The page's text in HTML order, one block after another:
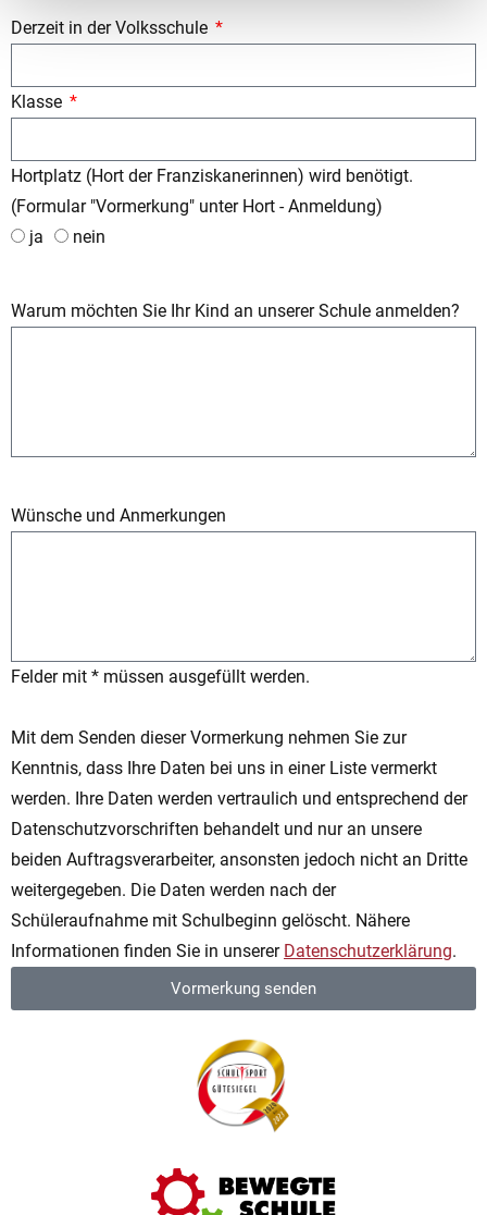
Derzeit in der Volksschule
Klasse
Hortplatz (Hort der Franziskanerinnen) wird benötigt.
(Formular "Vormerkung" unter Hort - Anmeldung)
ja
nein
Warum möchten Sie Ihr Kind an unserer Schule anmelden?
Wünsche und Anmerkungen
Felder mit * müssen ausgefüllt werden.
Mit dem Senden dieser Vormerkung nehmen Sie zur
Kenntnis, dass Ihre Daten bei uns in einer Liste vermerkt
werden. Ihre Daten werden vertraulich und entsprechend der
Datenschutzvorschriften behandelt und nur an unsere
beiden Auftragsverarbeiter, ansonsten jedoch nicht an Dritte
weitergegeben. Die Daten werden nach der
Schüleraufnahme mit Schulbeginn gelöscht. Nähere
Informationen finden Sie in unserer Datenschutzerklärung.
Vormerkung senden